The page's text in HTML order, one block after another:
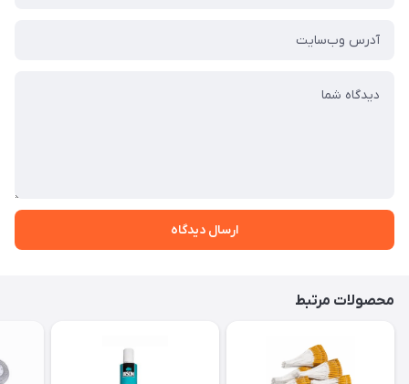
ارسال دیدگاه
محصولات مرتبط